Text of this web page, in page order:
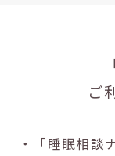
ご
・「睡眠相談